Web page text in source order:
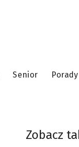
Senior Porady
Zobacz